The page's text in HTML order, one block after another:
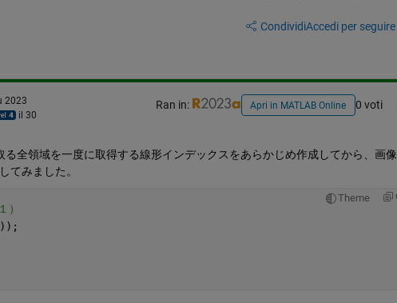
CondividiAccedi per
2023
il 30
Ran in: Apri in MATLAB Online 0 voti
全領域を一度に取得する線形インデックスをあらかじめ作成してから、画
てみました。
Theme
）
));